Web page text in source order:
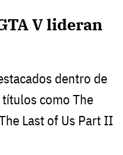
V lideran
dentro de
como The
Last of Us Part II